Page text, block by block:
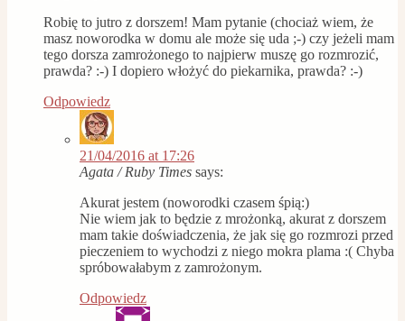
Robię to jutro z dorszem! Mam pytanie (chociaż wiem, że
masz noworodka w domu ale może się uda ;-) czy jeżeli mam
tego dorsza zamrożonego to najpierw muszę go rozmrozić,
prawda? :-) I dopiero włożyć do piekarnika, prawda? :-)
Odpowiedz
21/04/2016 at 17:26
Agata / Ruby Times says:
Akurat jestem (noworodki czasem śpią:)
Nie wiem jak to będzie z mrożonką, akurat z dorszem
mam takie doświadczenia, że jak się go rozmrozi przed
pieczeniem to wychodzi z niego mokra plama :( Chyba
spróbowałabym z zamrożonym.
Odpowiedz